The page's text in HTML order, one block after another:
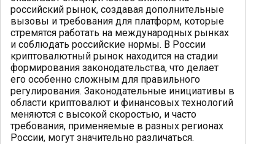
российский рынок, создавая дополнительные
вызовы и требования для платформ, которые
стремятся работать на международных рынках
и соблюдать российские нормы. В России
криптовалютный рынок находится на стадии
формирования законодательства, что делает
его особенно сложным для правильного
регулирования. Законодательные инициативы в
области криптовалют и финансовых технологий
меняются с высокой скоростью, и часто
требования, применяемые в разных регионах
России, могут значительно различаться.